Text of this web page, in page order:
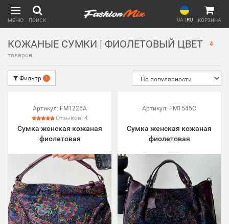
МЕНЮ ПОИСК UA |RU КОРЗИНА
КОЖАНЫЕ СУМКИ | ФИОЛЕТОВЫЙ ЦВЕТ
4
товаров
Фильтр 1
Артикул: FM1226A
Отзывов: 4
Сумка женская кожаная
фиолетовая
Артикул: FM1545C
Сумка женская кожаная
фиолетовая